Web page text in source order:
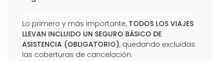
Lo primero y más importante, TODOS LOS VIAJES
LLEVAN INCLUIDO UN SEGURO BÁSICO DE
ASISTENCIA (OBLIGATORIO), quedando excluidas
las coberturas de cancelación.